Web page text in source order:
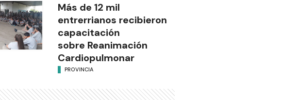
Más de 12 mil
entrerrianos recibieron
capacitación
sobre Reanimación
Cardiopulmonar
PROVINCIA